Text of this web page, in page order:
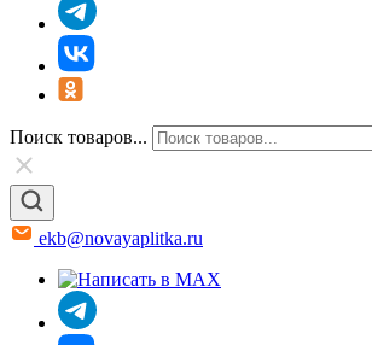
Поиск товаров...
ekb@novayaplitka.ru